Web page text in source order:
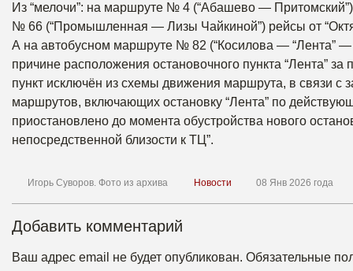
Из “мелочи”: на маршруте № 4 (“Абашево —
№ 66 (“Промышленная — Лизы Чайкиной”) рейсы от
А на автобусном маршруте № 82 (“Косилова — “Лента” —
причине расположения остановочного пункта “Лента”
пункт исключён из схемы движения маршрута, в связи с
маршрутов, включающих остановку “Лента” по
приостановлено до момента обустройства нового
непосредственной близости к ТЦ”.
Игорь Суворов. Фото из архива Новости 08 Янв 2026 года
Добавить комментарий
Ваш адрес email не будет опубликован. Обязательные